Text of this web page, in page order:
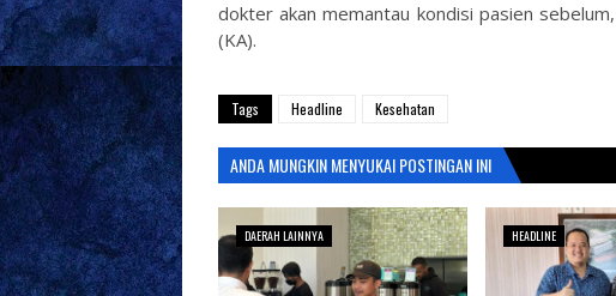
dokter akan memantau kondisi pasien
(KA).
Tags Headline Kesehatan
ANDA MUNGKIN MENYUKAI POSTINGAN INI
DAERAH LAINNYA HEADLINE